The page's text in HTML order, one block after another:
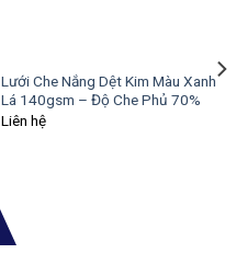
Lưới Che Nắng Dệt Kim Màu Xanh
Lá 140gsm – Độ Che Phủ 70%
Liên hệ